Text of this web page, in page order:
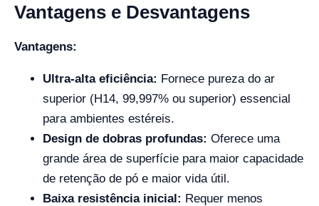
Vantagens e Desvantagens
Vantagens:
Ultra-alta eficiência: Fornece pureza do ar
superior (H14, 99,997% ou superior) essencial
para ambientes estéreis.
Design de dobras profundas: Oferece uma
grande área de superfície para maior capacidade
de retenção de pó e maior vida útil.
Baixa resistência inicial: Requer menos